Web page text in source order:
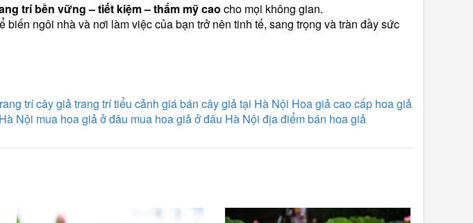
trí bền vững – tiết kiệm – thẩm mỹ cao cho mọi không gian.
ngôi nhà và nơi làm việc của bạn trở nên tinh tế, sang trọng và tràn đầy sức
trícây giả trang trí tiểu cảnh giá bán cây giả tại Hà Nội Hoa giả cao cấp hoa giả
Nội mua hoa giả ở đâu mua hoa giả ở đâu Hà Nội địa điểm bán hoa giả